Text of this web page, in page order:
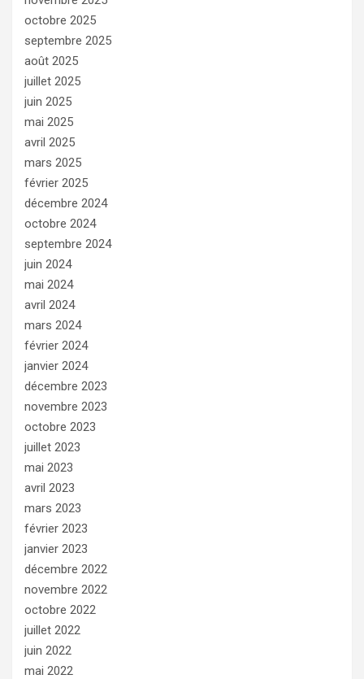
octobre 2025
septembre 2025
août 2025
juillet 2025
juin 2025
mai 2025
avril 2025
mars 2025
février 2025
décembre 2024
octobre 2024
septembre 2024
juin 2024
mai 2024
avril 2024
mars 2024
février 2024
janvier 2024
décembre 2023
novembre 2023
octobre 2023
juillet 2023
mai 2023
avril 2023
mars 2023
février 2023
janvier 2023
décembre 2022
novembre 2022
octobre 2022
juillet 2022
juin 2022
mai 2022